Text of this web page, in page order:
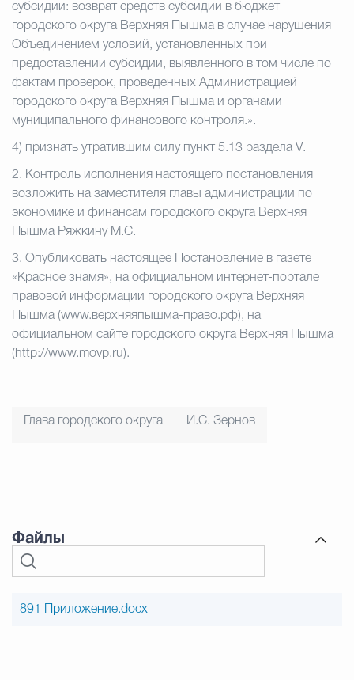
субсидии: возврат средств субсидии в бюджет
городского округа Верхняя Пышма в случае нарушения
Объединением условий, установленных при
предоставлении субсидии, выявленного в том числе по
фактам проверок, проведенных Администрацией
городского округа Верхняя Пышма и органами
муниципального финансового контроля.».
4) признать утратившим силу пункт 5.13 раздела V.
2. Контроль исполнения настоящего постановления
возложить на заместителя главы администрации по
экономике и финансам городского округа Верхняя
Пышма Ряжкину М.С.
3. Опубликовать настоящее Постановление в газете
«Красное знамя», на официальном интернет-портале
правовой информации городского округа Верхняя
Пышма (www.верхняяпышма-право.рф), на
официальном сайте городского округа Верхняя Пышма
(http://www.movp.ru).
Глава городского округа И.С. Зернов
Файлы
891 Приложение.docx